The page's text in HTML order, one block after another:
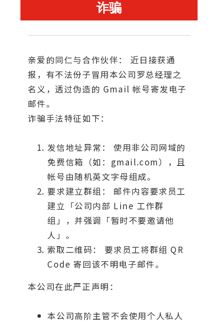
诈骗
亲爱的同仁与合作伙伴： 近日接获通
报，有不法份子冒用本公司罗总经理之
名义，透过伪造的 Gmail 帐号寄发电子
邮件。
诈骗手法特征如下：
发信地址异常： 使用非公司网域的
免费信箱（如：gmail.com），且
帐号由随机英文字母组成。
要求建立群组： 邮件内容要求员工
建立「公司内部 Line 工作群
组」，并强调「暂时不要邀请他
人」。
索取二维码： 要求员工将群组 QR
Code 寄回该不明电子邮件。
本公司在此严正声明：
本公司高阶主管不会使用个人私人